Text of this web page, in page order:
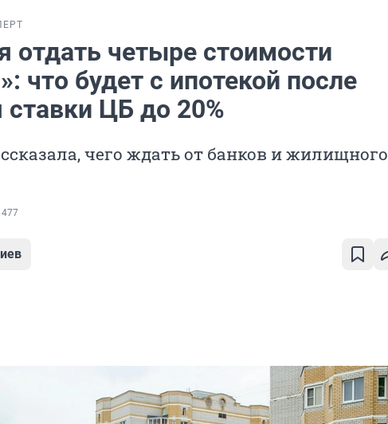
отдать четыре стоимости
что будет с ипотекой после
ЦБ до 20%
чего ждать от банков и жилищного
477